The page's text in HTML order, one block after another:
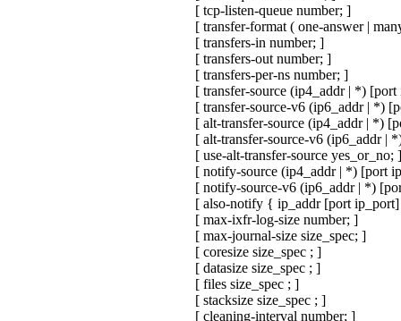
[ tcp-listen-queue number; ]
[ transfer-format ( one-answer |
[ transfers-in number; ]
[ transfers-out number; ]
[ transfers-per-ns number; ]
[ transfer-source (ip4_addr | *)
[ transfer-source-v6 (ip6_addr | *)
[ alt-transfer-source (ip4_addr | *)
[ alt-transfer-source-v6 (ip6_addr |
[ use-alt-transfer-source yes_or_no; ]
[ notify-source (ip4_addr | *) [port
[ notify-source-v6 (ip6_addr | *)
[ also-notify { ip_addr [port
[ max-ixfr-log-size number; ]
[ max-journal-size size_spec; ]
[ coresize size_spec ; ]
[ datasize size_spec ; ]
[ files size_spec ; ]
[ stacksize size_spec ; ]
[ cleaning-interval number; ]